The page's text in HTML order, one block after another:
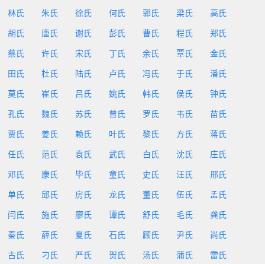
林氏 朱氏 徐氏 何氏 郭氏 梁氏 高氏
胡氏 唐氏 谢氏 彭氏 曹氏 程氏 郑氏
蔡氏 许氏 宋氏 丁氏 余氏 覃氏 金氏
田氏 杜氏 陆氏 卢氏 冯氏 于氏 潘氏
莫氏 崔氏 吕氏 姚氏 韩氏 侯氏 钟氏
孔氏 魏氏 苏氏 曾氏 罗氏 韦氏 苗氏
贾氏 姜氏 赖氏 叶氏 黎氏 方氏 蒋氏
任氏 范氏 袁氏 武氏 白氏 沈氏 庄氏
邓氏 康氏 毕氏 童氏 史氏 汪氏 邢氏
单氏 邱氏 房氏 龙氏 董氏 伍氏 孟氏
闫氏 施氏 廖氏 谭氏 舒氏 毛氏 龚氏
秦氏 薛氏 夏氏 石氏 顾氏 尹氏 尚氏
古氏 刁氏 严氏 贺氏 汤氏 蒲氏 雷氏